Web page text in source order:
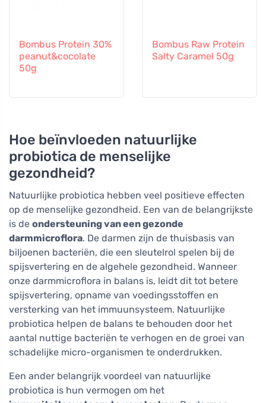
Bombus Protein 30%
peanut&cocolate
50g
Bombus Raw Protein
Salty Caramel 50g
Hoe beïnvloeden natuurlijke
probiotica de menselijke
gezondheid?
Natuurlijke probiotica hebben veel positieve effecten
op de menselijke gezondheid. Een van de belangrijkste
is de ondersteuning van een gezonde
darmmicroflora. De darmen zijn de thuisbasis van
biljoenen bacteriën, die een sleutelrol spelen bij de
spijsvertering en de algehele gezondheid. Wanneer
onze darmmicroflora in balans is, leidt dit tot betere
spijsvertering, opname van voedingsstoffen en
versterking van het immuunsysteem. Natuurlijke
probiotica helpen de balans te behouden door het
aantal nuttige bacteriën te verhogen en de groei van
schadelijke micro-organismen te onderdrukken.
Een ander belangrijk voordeel van natuurlijke
probiotica is hun vermogen om het